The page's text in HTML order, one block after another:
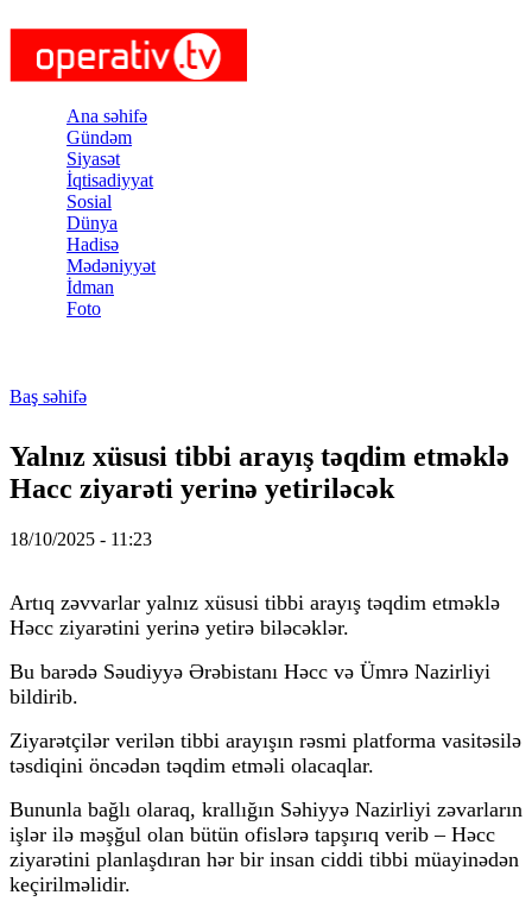
Ana səhifə
Gündəm
Siyasət
İqtisadiyyat
Sosial
Dünya
Hadisə
Mədəniyyət
İdman
Foto
Baş səhifə
Yalnız xüsusi tibbi arayış təqdim etməklə
Hacc ziyarəti yerinə yetiriləcək
18/10/2025 - 11:23
Artıq zəvvarlar yalnız xüsusi tibbi arayış təqdim etməklə
Həcc ziyarətini yerinə yetirə biləcəklər.
Bu barədə Səudiyyə Ərəbistanı Həcc və Ümrə Nazirliyi
bildirib.
Ziyarətçilər verilən tibbi arayışın rəsmi platforma vasitəsilə
təsdiqini öncədən təqdim etməli olacaqlar.
Bununla bağlı olaraq, krallığın Səhiyyə Nazirliyi zəvarların
işlər ilə məşğul olan bütün ofislərə tapşırıq verib – Həcc
ziyarətini planlaşdıran hər bir insan ciddi tibbi müayinədən
keçirilməlidir.